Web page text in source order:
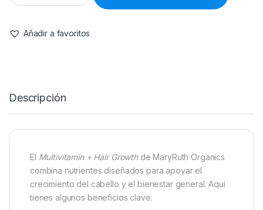
Añadir a favoritos
Descripción
El Multivitamin + Hair Growthde MaryRuth Organics
combina nutrientes diseñados para apoyar el
crecimiento del cabello y el bienestar general. Aquí
tienes algunos beneficios clave: